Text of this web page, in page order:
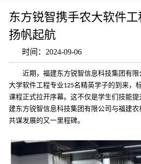
东方锐智携手农大软件
扬帆起航
时间：2024-09-06
近期 ， 福建东方锐智信息科技集团有限
大学软件工程专业125名精英学子的到来，
课程正式拉开序幕。这不仅是学生们技能
建东方锐智信息科技集团有限公司与福建农
共谋发展的又一里程碑。